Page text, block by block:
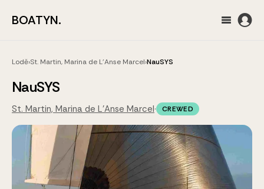
BOATYN.
Lodě›St. Martin, Marina de L'Anse Marcel›NauSYS
NauSYS
St. Martin, Marina de L'Anse Marcel· CREWED